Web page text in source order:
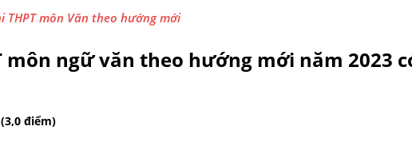
THPT môn Văn theo hướng mới
môn ngữ văn theo hướng mới năm 2023
điểm)